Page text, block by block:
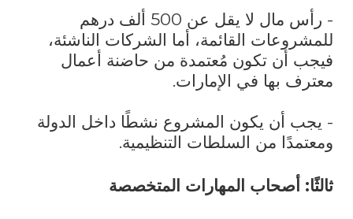
- رأس مال لا يقل عن 500 ألف درهم
للمشروعات القائمة، أما الشركات الناشئة،
فيجب أن تكون مُعتمدة من حاضنة أعمال
معترف بها في الإمارات.
- يجب أن يكون المشروع نشطًا داخل الدولة
ومعتمدًا من السلطات التنظيمية.
ثالثًا: أصحاب المهارات المتخصصة